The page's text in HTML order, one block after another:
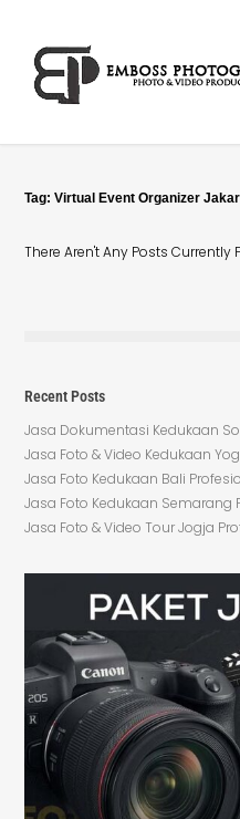
Tag:Virtual Event Organizer
There Aren't Any Posts Currently
Recent Posts
Jasa Dokumentasi Kedukaan
Jasa Foto & Video Kedukaan
Jasa Foto Kedukaan Bali
Jasa Foto Kedukaan Semarang
Jasa Foto & Video Tour Jogja